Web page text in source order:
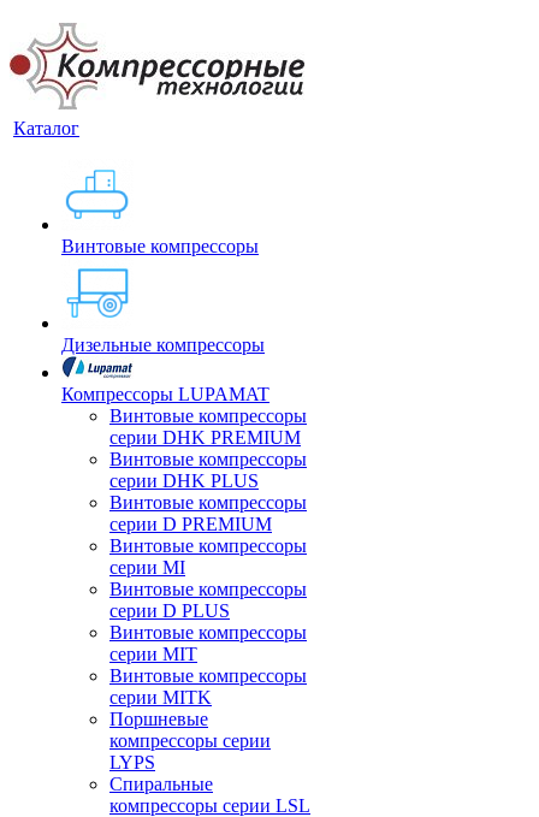
Каталог
Винтовые компрессоры
Дизельные компрессоры
Компрессоры LUPAMAT
Винтовые компрессоры
серии DHK PREMIUM
Винтовые компрессоры
серии DHK PLUS
Винтовые компрессоры
серии D PREMIUM
Винтовые компрессоры
серии MI
Винтовые компрессоры
серии D PLUS
Винтовые компрессоры
серии MIT
Винтовые компрессоры
серии MITK
Поршневые
компрессоры серии
LYPS
Спиральные
компрессоры серии LSL